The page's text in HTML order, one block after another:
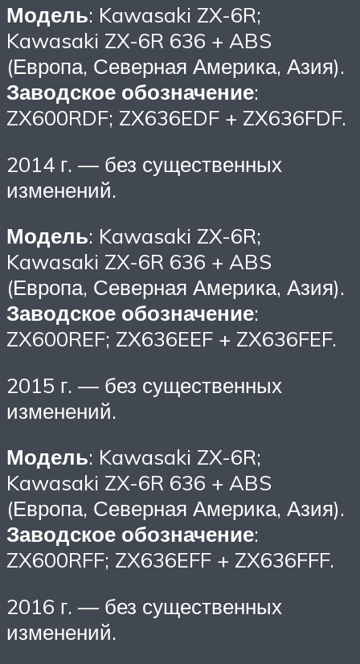
Модель: Kawasaki ZX-6R;
Kawasaki ZX-6R 636 + ABS
(Европа, Северная Америка, Азия).
Заводское обозначение:
ZX600RDF; ZX636EDF + ZX636FDF.
2014 г. — без существенных
изменений.
Модель: Kawasaki ZX-6R;
Kawasaki ZX-6R 636 + ABS
(Европа, Северная Америка, Азия).
Заводское обозначение:
ZX600REF; ZX636EEF + ZX636FEF.
2015 г. — без существенных
изменений.
Модель: Kawasaki ZX-6R;
Kawasaki ZX-6R 636 + ABS
(Европа, Северная Америка, Азия).
Заводское обозначение:
ZX600RFF; ZX636EFF + ZX636FFF.
2016 г. — без существенных
изменений.